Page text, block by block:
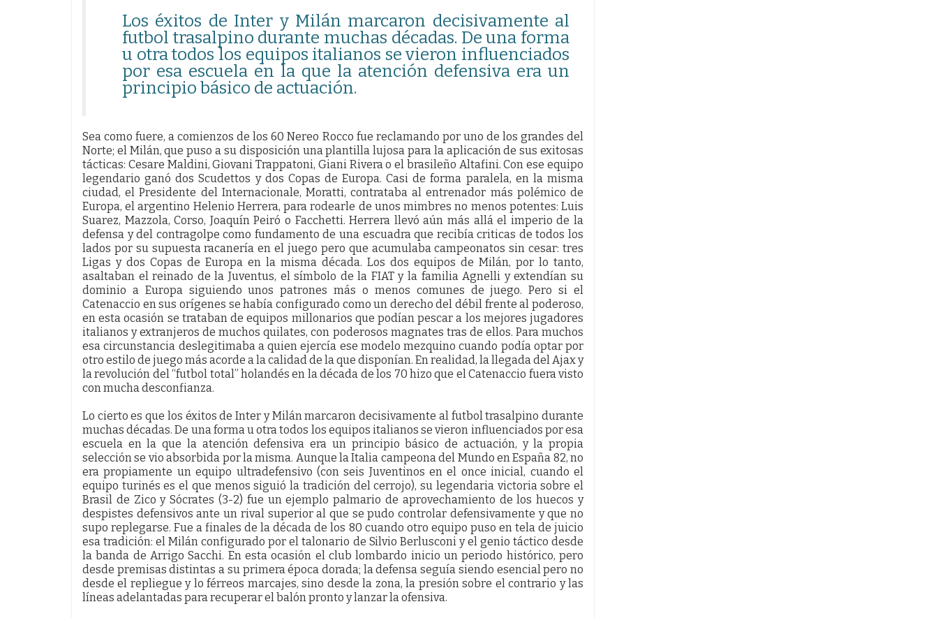
Los éxitos de Inter y Milán marcaron decisivamente al
futbol trasalpino durante muchas décadas. De una forma
u otra todos los equipos italianos se vieron influenciados
por esa escuela en la que la atención defensiva era un
principio básico de actuación.
Sea como fuere, a comienzos de los 60 Nereo Rocco fue reclamando por uno de los grandes del
Norte; el Milán, que puso a su disposición una plantilla lujosa para la aplicación de sus exitosas
tácticas: Cesare Maldini, Giovani Trappatoni, Giani Rivera o el brasileño Altafini. Con ese equipo
legendario ganó dos Scudettos y dos Copas de Europa. Casi de forma paralela, en la misma
ciudad, el Presidente del Internacionale, Moratti, contrataba al entrenador más polémico de
Europa, el argentino Helenio Herrera, para rodearle de unos mimbres no menos potentes: Luis
Suarez, Mazzola, Corso, Joaquín Peiró o Facchetti. Herrera llevó aún más allá el imperio de la
defensa y del contragolpe como fundamento de una escuadra que recibía criticas de todos los
lados por su supuesta racanería en el juego pero que acumulaba campeonatos sin cesar: tres
Ligas y dos Copas de Europa en la misma década. Los dos equipos de Milán, por lo tanto,
asaltaban el reinado de la Juventus, el símbolo de la FIAT y la familia Agnelli y extendían su
dominio a Europa siguiendo unos patrones más o menos comunes de juego. Pero si el
Catenaccio en sus orígenes se había configurado como un derecho del débil frente al poderoso,
en esta ocasión se trataban de equipos millonarios que podían pescar a los mejores jugadores
italianos y extranjeros de muchos quilates, con poderosos magnates tras de ellos. Para muchos
esa circunstancia deslegitimaba a quien ejercía ese modelo mezquino cuando podía optar por
otro estilo de juego más acorde a la calidad de la que disponían. En realidad, la llegada del Ajax y
la revolución del “futbol total” holandés en la década de los 70 hizo que el Catenaccio fuera visto
con mucha desconfianza.
Lo cierto es que los éxitos de Inter y Milán marcaron decisivamente al futbol trasalpino durante
muchas décadas. De una forma u otra todos los equipos italianos se vieron influenciados por esa
escuela en la que la atención defensiva era un principio básico de actuación, y la propia
selección se vio absorbida por la misma. Aunque la Italia campeona del Mundo en España 82, no
era propiamente un equipo ultradefensivo (con seis Juventinos en el once inicial, cuando el
equipo turinés es el que menos siguió la tradición del cerrojo), su legendaria victoria sobre el
Brasil de Zico y Sócrates (3-2) fue un ejemplo palmario de aprovechamiento de los huecos y
despistes defensivos ante un rival superior al que se pudo controlar defensivamente y que no
supo replegarse. Fue a finales de la década de los 80 cuando otro equipo puso en tela de juicio
esa tradición: el Milán configurado por el talonario de Silvio Berlusconi y el genio táctico desde
la banda de Arrigo Sacchi. En esta ocasión el club lombardo inicio un periodo histórico, pero
desde premisas distintas a su primera época dorada; la defensa seguía siendo esencial pero no
desde el repliegue y lo férreos marcajes, sino desde la zona, la presión sobre el contrario y las
líneas adelantadas para recuperar el balón pronto y lanzar la ofensiva.